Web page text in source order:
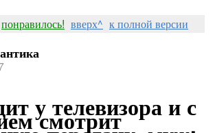
понравилось! вверх^ к полной версии
у телевизора и с
смотрит